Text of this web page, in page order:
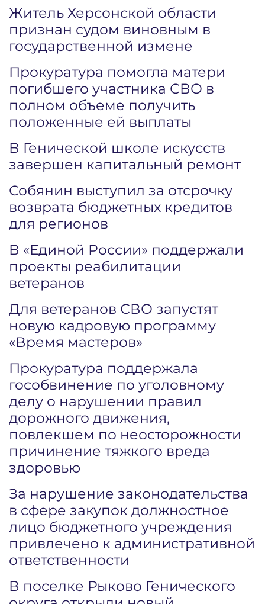
Житель Херсонской области
признан судом виновным в
государственной измене
Прокуратура помогла матери
погибшего участника СВО в
полном объеме получить
положенные ей выплаты
В Генической школе искусств
завершен капитальный ремонт
Собянин выступил за отсрочку
возврата бюджетных кредитов
для регионов
В «Единой России» поддержали
проекты реабилитации
ветеранов
Для ветеранов СВО запустят
новую кадровую программу
«Время мастеров»
Прокуратура поддержала
гособвинение по уголовному
делу о нарушении правил
дорожного движения,
повлекшем по неосторожности
причинение тяжкого вреда
здоровью
За нарушение законодательства
в сфере закупок должностное
лицо бюджетного учреждения
привлечено к административной
ответственности
В поселке Рыково Генического